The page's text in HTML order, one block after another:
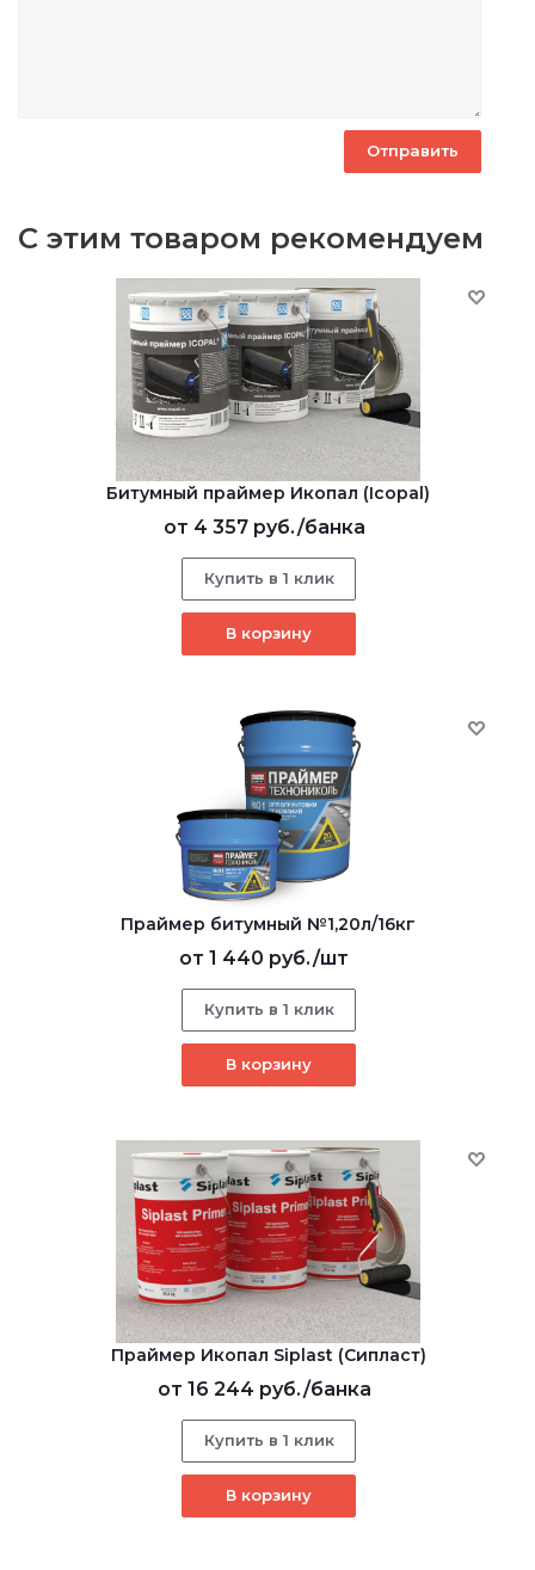
С этим товаром рекомендуем
Битумный праймер Икопал (Icopal)
от 4 357 руб./банка
Купить в 1 клик
В корзину
Праймер битумный №1,20л/16кг
от 1 440 руб./шт
Купить в 1 клик
В корзину
Праймер Икопал Siplast (Сипласт)
от 16 244 руб./банка
Купить в 1 клик
В корзину